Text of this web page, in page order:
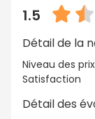
1.5
Détail de la
Niveau des prix
Satisfaction
Détail des